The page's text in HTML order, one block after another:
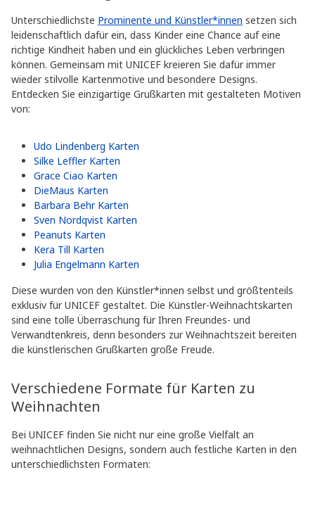
Unterschiedlichste Prominente und Künstler*innen setzen sich
leidenschaftlich dafür ein, dass Kinder eine Chance auf eine
richtige Kindheit haben und ein glückliches Leben verbringen
können. Gemeinsam mit UNICEF kreieren Sie dafür immer
wieder stilvolle Kartenmotive und besondere Designs.
Entdecken Sie einzigartige Grußkarten mit gestalteten Motiven
von:
Udo Lindenberg Karten
Silke Leffler Karten
Grace Ciao Karten
DieMaus Karten
Barbara Behr Karten
Sven Nordqvist Karten
Peanuts Karten
Kera Till Karten
Julia Engelmann Karten
Diese wurden von den Künstler*innen selbst und größtenteils
exklusiv für UNICEF gestaltet. Die Künstler-Weihnachtskarten
sind eine tolle Überraschung für Ihren Freundes- und
Verwandtenkreis, denn besonders zur Weihnachtszeit bereiten
die künstlerischen Grußkarten große Freude.
Verschiedene Formate für Karten zu
Weihnachten
Bei UNICEF finden Sie nicht nur eine große Vielfalt an
weihnachtlichen Designs, sondern auch festliche Karten in den
unterschiedlichsten Formaten: